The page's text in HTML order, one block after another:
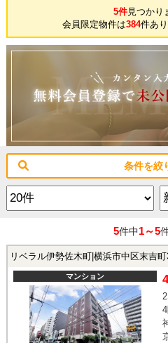
5件見つかり
会員限定物件は384件あ
条件を絞
5件中1～5
リベラル伊勢佐木町|横浜市中区末吉
マンション